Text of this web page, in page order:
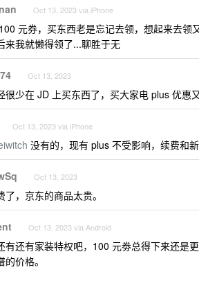
Oct 13, 2023 via iPhone
元券，买东西老是忘记去领，想起来去
来我就懒得领了...聊胜于无
Oct 13, 2023
很少在 JD 上买东西了，买大家电 plus 优惠
Oct 13, 2023 via iPhone
没有的，现有 plus 不受影响，续费和
Oct 13, 2023
了，京东的商品太贵。
Oct 13, 2023 via Android
有还有家装特权吧，100 元劵总得下来还是
价格。